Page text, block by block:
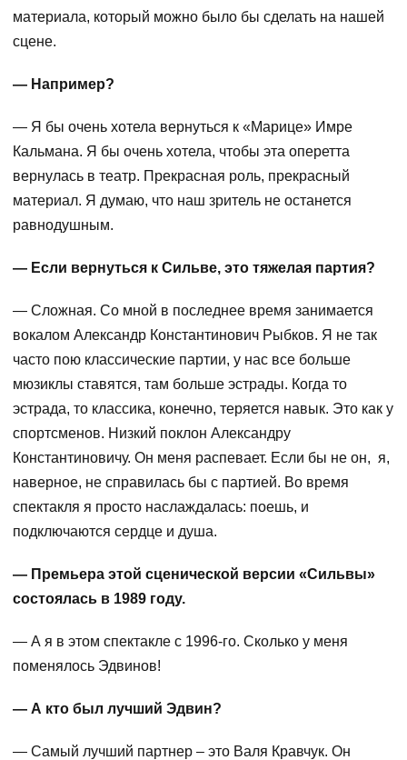
материала, который можно было бы сделать на нашей
сцене.
— Например?
— Я бы очень хотела вернуться к «Марице» Имре
Кальмана. Я бы очень хотела, чтобы эта оперетта
вернулась в театр. Прекрасная роль, прекрасный
материал. Я думаю, что наш зритель не останется
равнодушным.
— Если вернуться к Сильве, это тяжелая партия?
— Сложная. Со мной в последнее время занимается
вокалом Александр Константинович Рыбков. Я не так
часто пою классические партии, у нас все больше
мюзиклы ставятся, там больше эстрады. Когда то
эстрада, то классика, конечно, теряется навык. Это как у
спортсменов. Низкий поклон Александру
Константиновичу. Он меня распевает. Если бы не он, я,
наверное, не справилась бы с партией. Во время
спектакля я просто наслаждалась: поешь, и
подключаются сердце и душа.
— Премьера этой сценической версии «Сильвы»
состоялась в 1989 году.
— А я в этом спектакле с 1996-го. Сколько у меня
поменялось Эдвинов!
— А кто был лучший Эдвин?
— Самый лучший партнер – это Валя Кравчук. Он